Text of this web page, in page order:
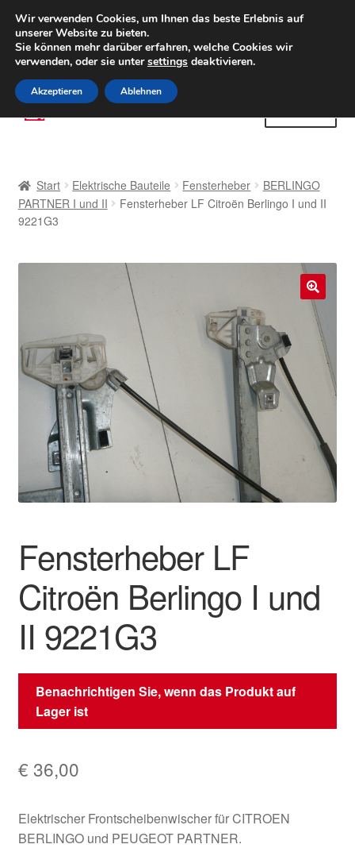
LIEFERUNG ab 6 EUR
Weltweiter Versand
(800) 500 564Mo-Fr 9-16 Uhr
Zur
Navigation
Zum
Inhalt
AGB
Beschwerdeordnung
Datenschutz-Bestimmungen
Impressum
Kasse
Kontakt
Lieferung
Über uns
Zahlungen
Start Elektrische Bauteile Fensterheber
BERLINGO
PARTNER I und II
Fensterheber LF Citroën Berlingo I und II
9221G3
🔍
Fensterheber LF
Citroën Berlingo I und
II 9221G3
Benachrichtigen Sie, wenn das Produkt auf
Lager ist
€ 36,00
Elektrischer Frontscheibenwischer für CITROEN
BERLINGO und PEUGEOT PARTNER.
Wir verwenden Cookies, um Ihnen das beste Erlebnis auf
unserer Website zu bieten.
Sie können mehr darüber erfahren, welche Cookies wir
verwenden, oder sie untersettings deaktivieren.
Akzeptieren Ablehnen